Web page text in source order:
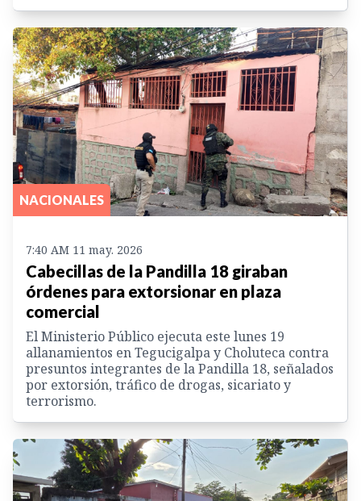
NACIONALES
7:40 AM 11 may. 2026
Cabecillas de la Pandilla 18 giraban
órdenes para extorsionar en plaza
comercial
El Ministerio Público ejecuta este lunes 19
allanamientos en Tegucigalpa y Choluteca contra
presuntos integrantes de la Pandilla 18, señalados
por extorsión, tráfico de drogas, sicariato y
terrorismo.